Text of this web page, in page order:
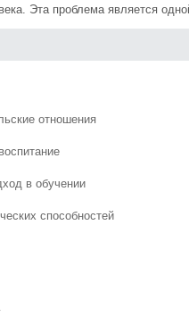
Эта проблема является
отношения
в обучении
способностей